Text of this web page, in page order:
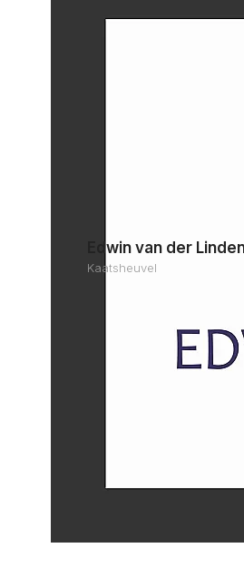
Edwin van der
Kaatsheuvel